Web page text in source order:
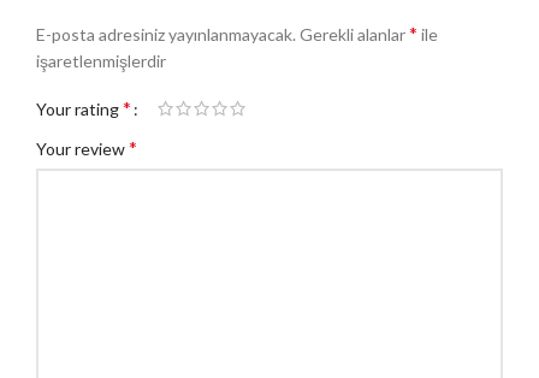
E-posta adresiniz yayınlanmayacak. Gerekli alanlar* ile
işaretlenmişlerdir
Your rating*
Your review*